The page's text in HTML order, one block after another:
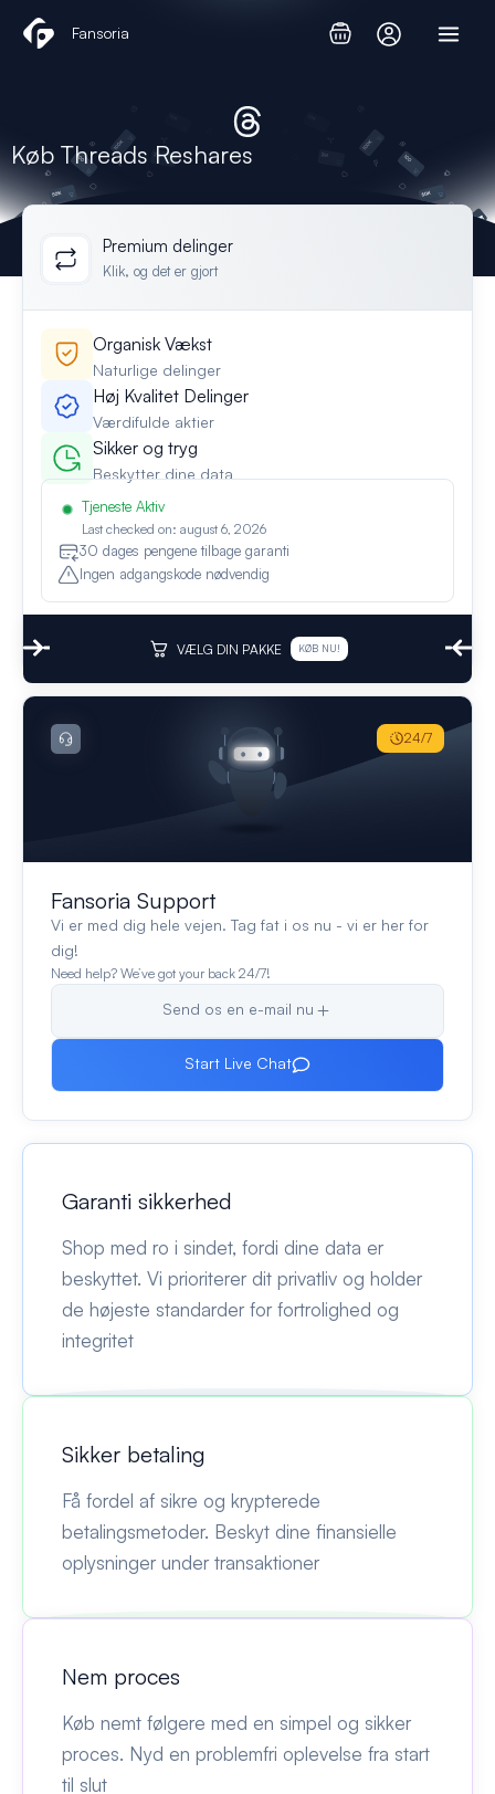
Fansoria
Køb Threads Reshares
Premium delinger
Klik, og det er gjort
Organisk Vækst
Naturlige delinger
Høj Kvalitet Delinger
Værdifulde aktier
Sikker og tryg
Beskytter dine data
Tjeneste Aktiv
Last checked on: august 6, 2026
30 dages pengene tilbage garanti
Ingen adgangskode nødvendig
VÆLG DIN PAKKE KØB NU!
Fansoria Support
Vi er med dig hele vejen. Tag fat i os nu - vi er her for
dig!
Need help? We’ve got your back 24/7!
Send os en e-mail nu
Start Live Chat
24/7
Garanti sikkerhed
Shop med ro i sindet, fordi dine data er
beskyttet. Vi prioriterer dit privatliv og holder
de højeste standarder for fortrolighed og
integritet
Sikker betaling
Få fordel af sikre og krypterede
betalingsmetoder. Beskyt dine finansielle
oplysninger under transaktioner
Nem proces
Køb nemt følgere med en simpel og sikker
proces. Nyd en problemfri oplevelse fra start
til slut